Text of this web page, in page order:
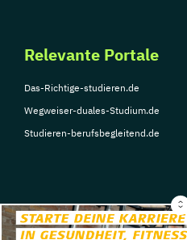
Relevante Portale
Das-Richtige-studieren.de
Wegweiser-duales-Studium.de
Studieren-berufsbegleitend.de
© Copyright 2026, TarGroup Media GmbH